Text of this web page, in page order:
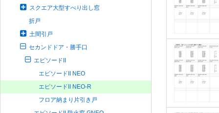
スクエア大型すべり出し窓
折戸
土間引戸
セカンドドア・勝手口
エピソードII
エピソードII NEO
エピソードII NEO-R
フロア納まり片引き戸